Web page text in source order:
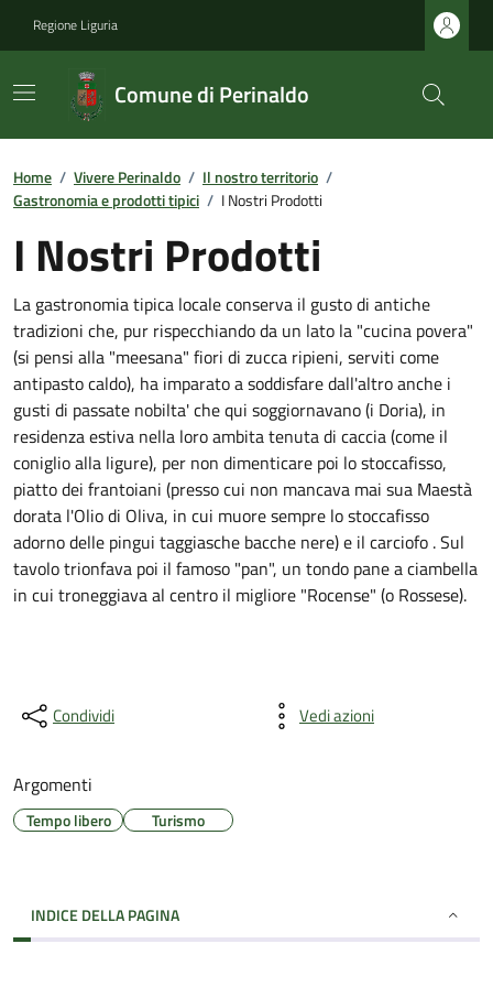
Regione Liguria
Comune di Perinaldo
Home / Vivere Perinaldo / Il nostro territorio /
Gastronomia e prodotti tipici / I Nostri Prodotti
I Nostri Prodotti
La gastronomia tipica locale conserva il gusto di antiche
tradizioni che, pur rispecchiando da un lato la "cucina povera"
(si pensi alla "meesana" fiori di zucca ripieni, serviti come
antipasto caldo), ha imparato a soddisfare dall'altro anche i
gusti di passate nobilta' che qui soggiornavano (i Doria), in
residenza estiva nella loro ambita tenuta di caccia (come il
coniglio alla ligure), per non dimenticare poi lo stoccafisso,
piatto dei frantoiani (presso cui non mancava mai sua Maestà
dorata l'Olio di Oliva, in cui muore sempre lo stoccafisso
adorno delle pingui taggiasche bacche nere) e il carciofo . Sul
tavolo trionfava poi il famoso "pan", un tondo pane a ciambella
in cui troneggiava al centro il migliore "Rocense" (o Rossese).
Condividi Vedi azioni
Argomenti
Tempo libero Turismo
INDICE DELLA PAGINA